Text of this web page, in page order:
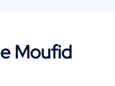
Moufid